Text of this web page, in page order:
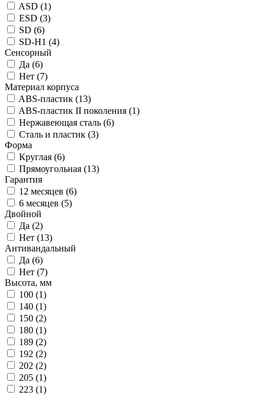
ASD (1)
ESD (3)
SD (6)
SD-H1 (4)
Сенсорный
Да (6)
Нет (7)
Материал корпуса
ABS-пластик (13)
ABS-пластик II поколения (1)
Нержавеющая сталь (6)
Сталь и пластик (3)
Форма
Круглая (6)
Прямоугольная (13)
Гарантия
12 месяцев (6)
6 месяцев (5)
Двойной
Да (2)
Нет (13)
Антивандальный
Да (6)
Нет (7)
Высота, мм
100 (1)
140 (1)
150 (2)
180 (1)
189 (2)
192 (2)
202 (2)
205 (1)
223 (1)